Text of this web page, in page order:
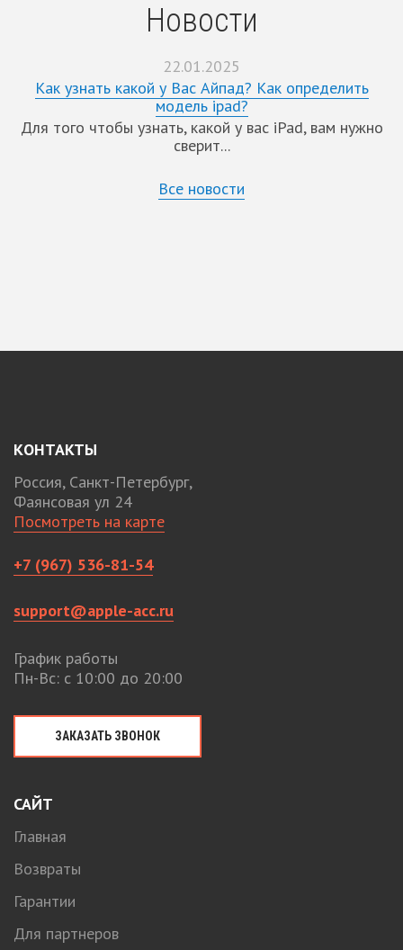
Новости
22.01.2025
Как узнать какой у Вас Айпад? Как определить
модель ipad?
Для того чтобы узнать, какой у вас iPad, вам нужно
сверит...
Все новости
КОНТАКТЫ
Россия, Санкт-Петербург,
Фаянсовая ул 24
Посмотреть на карте
+7 (967) 536-81-54
support@apple-acc.ru
График работы
Пн-Вс: с 10:00 до 20:00
ЗАКАЗАТЬ ЗВОНОК
САЙТ
Главная
Возвраты
Гарантии
Для партнеров